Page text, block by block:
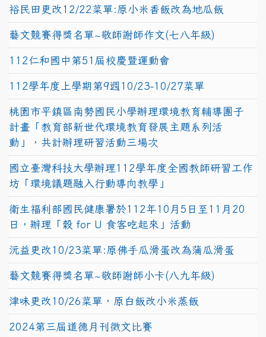
裕民田更改12/22菜單:原小米香飯改為地瓜飯
藝文競賽得獎名單~敬師謝師作文(七八年級)
112仁和國中第51屆校慶暨運動會
112學年度上學期第9週10/23-10/27菜單
桃園市平鎮區南勢國民小學辦理環境教育輔導團子
計畫「教育部新世代環境教育發展主題系列活
動」，共計辦理研習活動三場次
國立臺灣科技大學辦理112學年度全國教師研習工作
坊「環境議題融入行動導向教學」
衛生福利部國民健康署於112年10月5日至11月20
日，辦理「穀 for U 食客吃起來」活動
沅益更改10/23菜單:原佛手瓜滑蛋改為蒲瓜滑蛋
藝文競賽得獎名單~敬師謝師小卡(八九年級)
津味更改10/26菜單，原白飯改小米蒸飯
2024第三屆道德月刊徵文比賽